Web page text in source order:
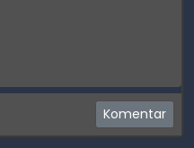
Komentar